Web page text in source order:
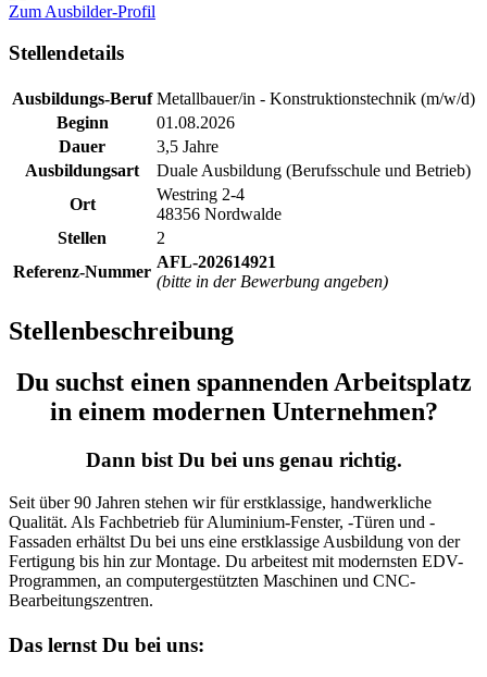
Zum Ausbilder-Profil
Stellendetails
Ausbildungs-Beruf Metallbauer/in - Konstruktionstechnik (m/w/d)
Beginn
01.08.2026
Dauer
3,5 Jahre
Ausbildungsart
Duale Ausbildung (Berufsschule und Betrieb)
Ort
Westring 2-4
48356 Nordwalde
Stellen
2
Referenz-Nummer
AFL-202614921
(bitte in der Bewerbung angeben)
Stellenbeschreibung
Du suchst einen spannenden Arbeitsplatz
in einem modernen Unternehmen?
Dann bist Du bei uns genau richtig.
Seit über 90 Jahren stehen wir für erstklassige, handwerkliche
Qualität. Als Fachbetrieb für Aluminium-Fenster, -Türen und -
Fassaden erhältst Du bei uns eine erstklassige Ausbildung von der
Fertigung bis hin zur Montage. Du arbeitest mit modernsten EDV-
Programmen, an computergestützten Maschinen und CNC-
Bearbeitungszentren.
Das lernst Du bei uns: